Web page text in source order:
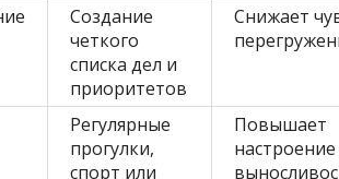
Создание
четкого
списка дел и
приоритетов
Снижает
Регулярные
прогулки,
спорт или
Повышает